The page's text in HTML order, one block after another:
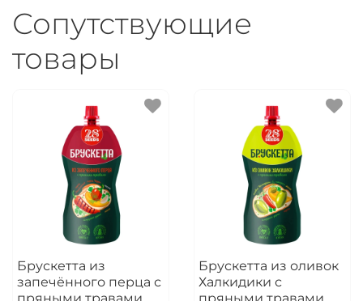
Сопутствующие
товары
Брускетта из
запечённого перца с
Брускетта из оливок
Халкидики с